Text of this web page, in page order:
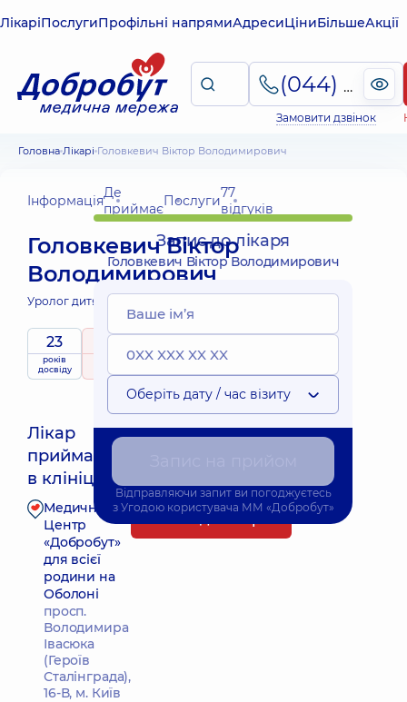
ЛікаріПослугиПрофільні напрямиАдресиЦіниБільшеАкції
(044) 495-2-888
Замовити дзвінок
Головна Лікарі Головкевич Віктор Володимирович
ІнформаціяДе
приймаєПослуги77
відгуків
Головкевич Віктор
Володимирович
Уролог дитячий;
23
років
досвіду
рейтингна підставі
приймає
Лікар
приймає
в клініці
Медичний
Центр
«Добробут»
для всієї
родини на
Оболоні
просп.
Володимира
Івасюка
(Героїв
Сталінграда),
16-В, м. Київ
Запис до лікаря
Запис до лікаря
Головкевич Віктор Володимирович
Оберіть дату / час візиту
Відправляючи запит ви погоджуєтесь
з Угодою користувача ММ «Добробут»